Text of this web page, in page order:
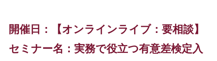
開催日：【オンラインライブ：要相談】
セミナー名：実務で役立つ有意差検定入